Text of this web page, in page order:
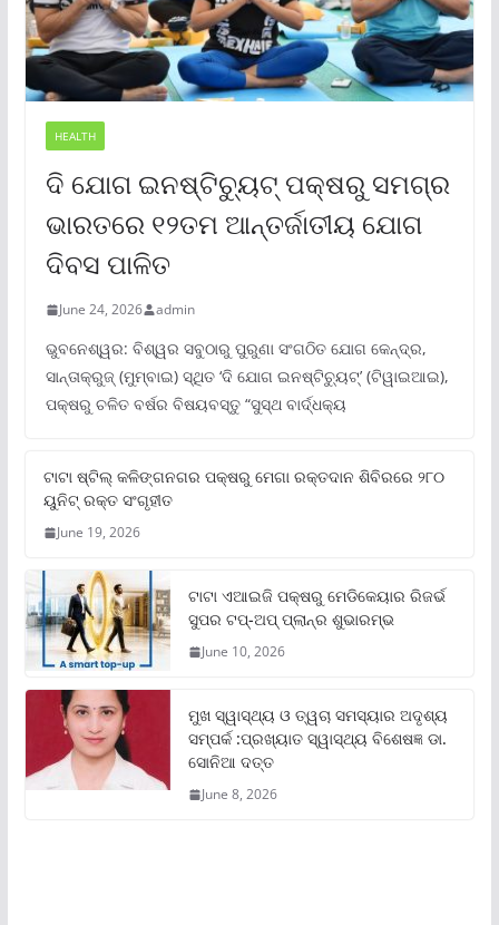
HEALTH
ଦି ଯୋଗ ଇନଷ୍ଟିଚ୍ୟୁଟ୍ ପକ୍ଷରୁ ସମଗ୍ର
ଭାରତରେ ୧୨ତମ ଆନ୍ତର୍ଜାତୀୟ ଯୋଗ
ଦିବସ ପାଳିତ
June 24, 2026 admin
ଭୁବନେଶ୍ୱର: ବିଶ୍ୱର ସବୁଠାରୁ ପୁରୁଣା ସଂଗଠିତ ଯୋଗ କେନ୍ଦ୍ର,
ସାନ୍ତାକ୍ରୁଜ୍ (ମୁମ୍ବାଇ) ସ୍ଥିତ ‘ଦି ଯୋଗ ଇନଷ୍ଟିଚ୍ୟୁଟ୍‌’ (ଟିୱାଇଆଇ),
ପକ୍ଷରୁ ଚଳିତ ବର୍ଷର ବିଷୟବସ୍ତୁ “ସୁସ୍ଥ ବାର୍ଦ୍ଧକ୍ୟ
ଟାଟା ଷ୍ଟିଲ୍‌ କଳିଙ୍ଗନଗର ପକ୍ଷରୁ ମେଗା ରକ୍ତଦାନ ଶିବିରରେ ୨୮୦
ୟୁନିଟ୍‌ ରକ୍ତ ସଂଗୃହୀତ
June 19, 2026
ଟାଟା ଏଆଇଜି ପକ୍ଷରୁ ମେଡିକେୟାର ରିଜର୍ଭ
ସୁପର ଟପ୍‌-ଅପ୍ ପ୍ଲାନ୍‌ର ଶୁଭାରମ୍ଭ
June 10, 2026
ମୁଖ ସ୍ୱାସ୍ଥ୍ୟ ଓ ତ୍ୱଚା ସମସ୍ୟାର ଅଦୃଶ୍ୟ
ସମ୍ପର୍କ :ପ୍ରଖ୍ୟାତ ସ୍ୱାସ୍ଥ୍ୟ ବିଶେଷଜ୍ଞ ଡା.
ସୋନିଆ ଦତ୍ତ
June 8, 2026